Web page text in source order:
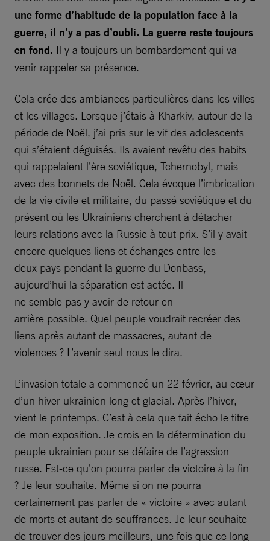
une forme d’habitude de la population face à la
guerre, il n’y a pas d’oubli. La guerre reste toujours
en fond. Il y a toujours un bombardement qui va
venir rappeler sa présence.
Cela crée des ambiances particulières dans les villes
et les villages. Lorsque j’étais à Kharkiv, autour de la
période de Noël, j’ai pris sur le vif des adolescents
qui s’étaient déguisés. Ils avaient revêtu des habits
qui rappelaient l’ère soviétique, Tchernobyl, mais
avec des bonnets de Noël. Cela évoque l’imbrication
de la vie civile et militaire, du passé soviétique et du
présent où les Ukrainiens cherchent à détacher
leurs relations avec la Russie à tout prix. S’il y avait
encore quelques liens et échanges entre les
deux pays pendant la guerre du Donbass,
aujourd’hui la séparation est actée. Il
ne semble pas y avoir de retour en
arrière possible. Quel peuple voudrait recréer des
liens après autant de massacres, autant de
violences ? L’avenir seul nous le dira.
L’invasion totale a commencé un 22 février, au cœur
d’un hiver ukrainien long et glacial. Après l’hiver,
vient le printemps. C’est à cela que fait écho le titre
de mon exposition. Je crois en la détermination du
peuple ukrainien pour se défaire de l’agression
russe. Est-ce qu’on pourra parler de victoire à la fin
? Je leur souhaite. Même si on ne pourra
certainement pas parler de « victoire » avec autant
de morts et autant de souffrances. Je leur souhaite
de trouver des jours meilleurs, une fois que ce long